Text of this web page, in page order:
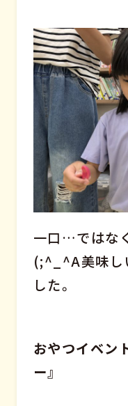
一口…ではな
(;^_^A美味し
した。
おやつイベン
ー』